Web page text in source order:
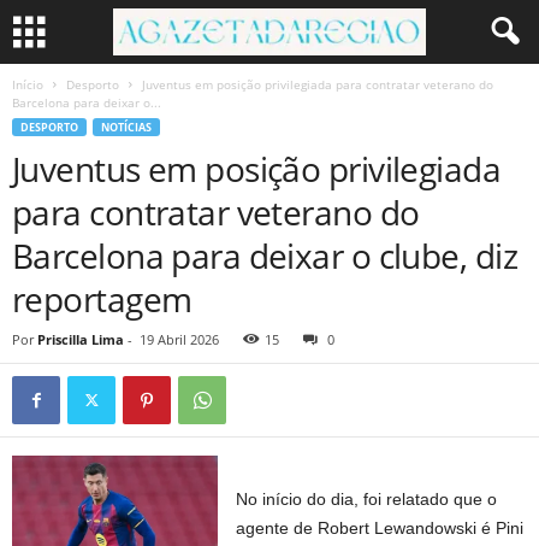
Início Desporto
Juventus em posição privilegiada para contratar veterano do
Barcelona para deixar o...
DESPORTO NOTÍCIAS
Juventus em posição privilegiada
para contratar veterano do
Barcelona para deixar o clube, diz
reportagem
Por Priscilla Lima - 19 Abril 2026 15 0
No início do dia, foi relatado que o
agente de Robert Lewandowski é Pini